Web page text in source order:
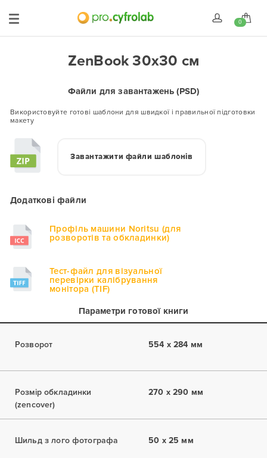
0
ZenBook 30x30 см
Файли для завантажень (PSD)
Використовуйте готові шаблони для швидкої і правильної підготовки
макету
Завантажити файли шаблонів
Додаткові файли
Профіль машини Noritsu (для
розворотів та обкладинки)
Тест-файл для візуальної
перевірки калібрування
монітора (TIF)
Параметри готової книги
Розворот 554 x 284 мм
Розмір обкладинки
(zencover)
270 x 290 мм
Шильд з лого фотографа 50 x 25 мм